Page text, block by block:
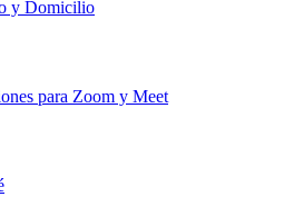
y Domicilio
para Zoom y Meet